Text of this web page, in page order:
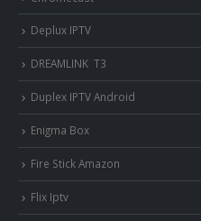
Deplux IPTV
DREAMLINK T3
Duplex IPTV Android
Enigma Box
Fire Stick Amazon
Flix Iptv